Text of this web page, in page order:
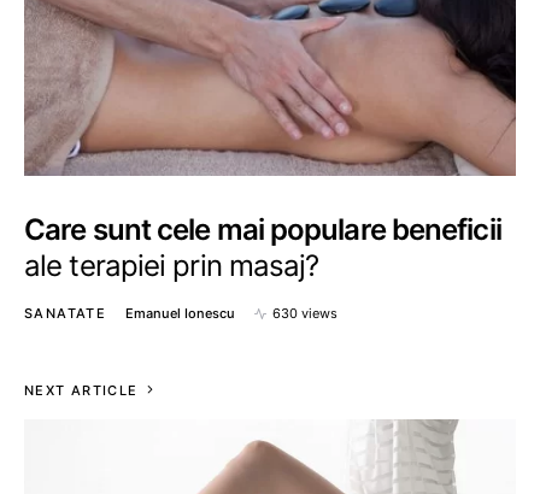
Care sunt cele mai populare beneficii
ale terapiei prin masaj?
SANATATE Emanuel Ionescu 630 views
NEXT ARTICLE